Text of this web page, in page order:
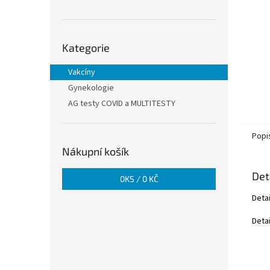
kategorie
Kategorie
Vakcíny
Gynekologie
AG testy COVID a MULTITESTY
Nákupní košík
0KS / 0 KČ